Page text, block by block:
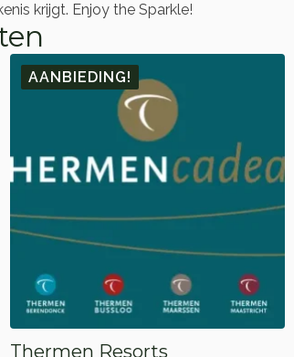
krijgt. Enjoy the Sparkle!
AANBIEDING!
Thermen Resorts